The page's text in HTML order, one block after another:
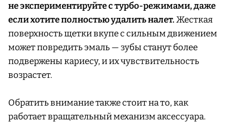
не экспериментируйте с турбо-режимами, даже
если хотите полностью удалить налет.Жесткая
поверхность щетки вкупе с сильным движением
может повредить эмаль — зубы станут более
подвержены кариесу, и их чувствительность
возрастет.
Обратить внимание также стоит на то, как
работает вращательный механизм аксессуара.